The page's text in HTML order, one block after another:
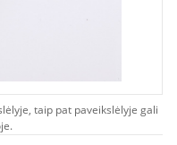
taip pat paveikslėlyje gali